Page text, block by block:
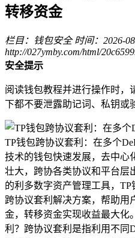
转移资金
栏目：钱包安全 时间：2026-
http://027ymby.com/html/
安全提示
阅读钱包教程并进行操作时，
下都不要泄露助记词、私钥或
TP钱包跨协议套利：在多个
技术的钱包快速发展，去中心
壮大，跨协各类协议和平台层
的利多数字资产管理工具，
跨协议套利解决方案，帮助用
金，转移资金实现收益最大化
利？跨协议套利是指利用不同